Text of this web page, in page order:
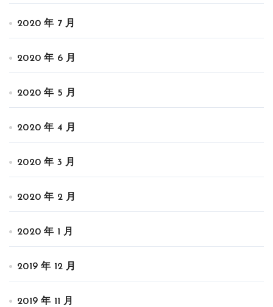
2020 年 7 月
2020 年 6 月
2020 年 5 月
2020 年 4 月
2020 年 3 月
2020 年 2 月
2020 年 1 月
2019 年 12 月
2019 年 11 月